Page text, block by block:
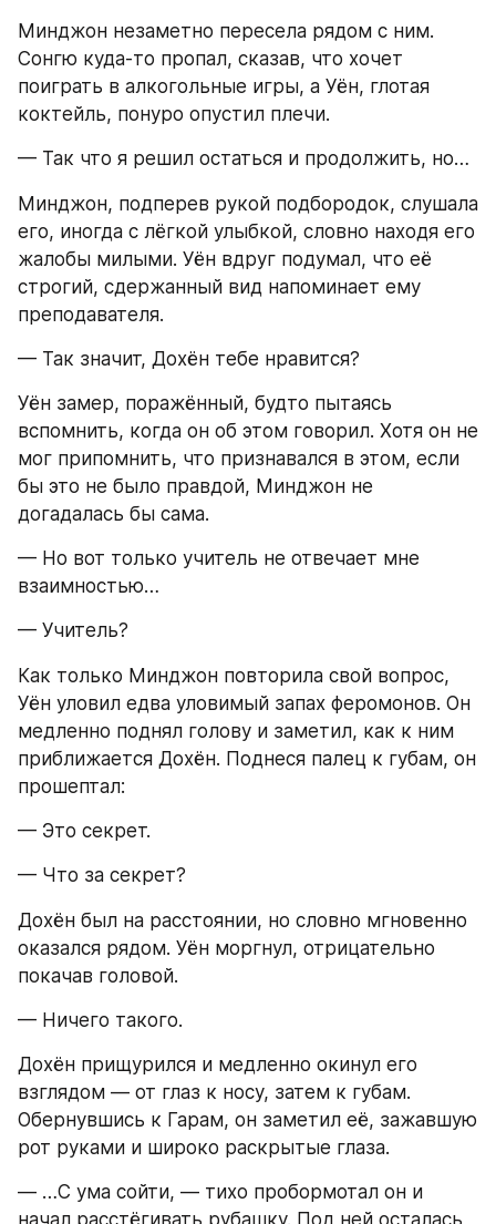
Минджон незаметно пересела рядом с ним.
Сонгю куда-то пропал, сказав, что хочет
поиграть в алкогольные игры, а Уён, глотая
коктейль, понуро опустил плечи.
— Так что я решил остаться и продолжить, но…
Минджон, подперев рукой подбородок, слушала
его, иногда с лёгкой улыбкой, словно находя его
жалобы милыми. Уён вдруг подумал, что её
строгий, сдержанный вид напоминает ему
преподавателя.
— Так значит, Дохён тебе нравится?
Уён замер, поражённый, будто пытаясь
вспомнить, когда он об этом говорил. Хотя он не
мог припомнить, что признавался в этом, если
бы это не было правдой, Минджон не
догадалась бы сама.
— Но вот только учитель не отвечает мне
взаимностью…
— Учитель?
Как только Минджон повторила свой вопрос,
Уён уловил едва уловимый запах феромонов. Он
медленно поднял голову и заметил, как к ним
приближается Дохён. Поднеся палец к губам, он
прошептал:
— Это секрет.
— Что за секрет?
Дохён был на расстоянии, но словно мгновенно
оказался рядом. Уён моргнул, отрицательно
покачав головой.
— Ничего такого.
Дохён прищурился и медленно окинул его
взглядом — от глаз к носу, затем к губам.
Обернувшись к Гарам, он заметил её, зажавшую
рот руками и широко раскрытые глаза.
— …С ума сойти, — тихо пробормотал он и
начал расстёгивать рубашку. Под ней осталась